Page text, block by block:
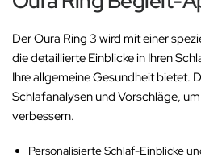
Der Oura Ring 3 wird mit einer
die detaillierte Einblicke in Ihren
Ihre allgemeine Gesundheit bietet.
Schlafanalysen und Vorschläge,
verbessern.
Personalisierte Schlaf-Einblicke